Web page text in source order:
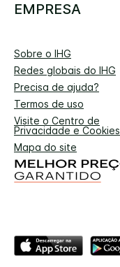
EMPRESA
Sobre o IHG
Redes globais do IHG
Precisa de ajuda?
Termos de uso
Visite o Centro de
Privacidade e Cookies
Mapa do site